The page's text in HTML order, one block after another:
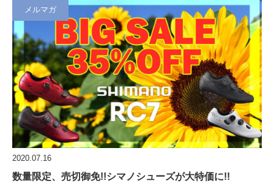
メルマガ
2020.07.16
数量限定、売切御免!!シマノシューズが大特価に!!